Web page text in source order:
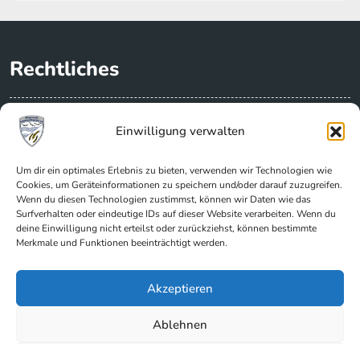
Einwilligung verwalten
Um dir ein optimales Erlebnis zu bieten, verwenden wir Technologien wie
Cookies, um Geräteinformationen zu speichern und/oder darauf zuzugreifen.
Wenn du diesen Technologien zustimmst, können wir Daten wie das
Surfverhalten oder eindeutige IDs auf dieser Website verarbeiten. Wenn du
deine Einwilligung nicht erteilst oder zurückziehst, können bestimmte
Merkmale und Funktionen beeinträchtigt werden.
Akzeptieren
Ablehnen
Rechtliches
Datenschutzerklärung
Impressum
Vorstand / Über uns
Cookie-Richtlinie (EU)
Kontakt